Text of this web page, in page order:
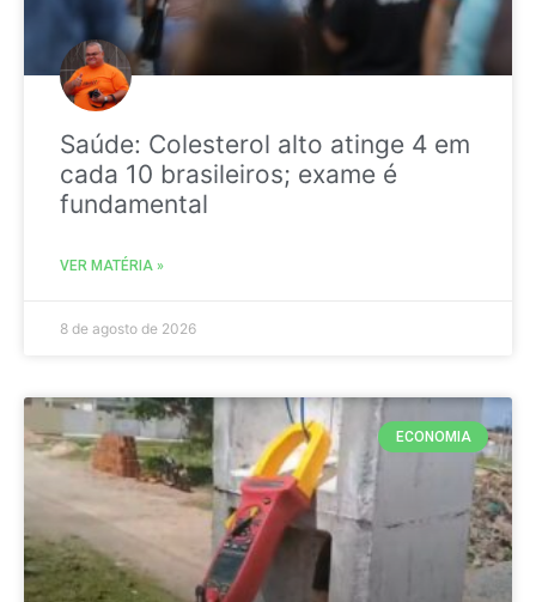
Saúde: Colesterol alto atinge 4 em
cada 10 brasileiros; exame é
fundamental
VER MATÉRIA »
8 de agosto de 2026
ECONOMIA